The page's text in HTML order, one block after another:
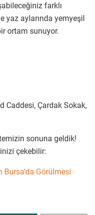
farklı
yaz aylarında yemyeşil
ortam sunuyor.
Caddesi, Çardak Sokak,
sonuna geldik!
çekebilir:
Bursa’da Görülmesi